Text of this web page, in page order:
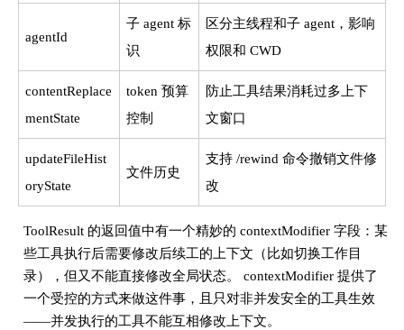
agentId
子 agent 标
识
区分主线程和子 agent，影响
权限和 CWD
contentReplace
mentState
token 预算
控制
防止工具结果消耗过多上下
文窗口
updateFileHist
oryState
文件历史
支持 /rewind 命令撤销文件修
改
ToolResult 的返回值中有一个精妙的 contextModifier 字段：某
些工具执行后需要修改后续工的上下文（比如切换工作目
录），但又不能直接修改全局状态。 contextModifier 提供了
一个受控的方式来做这件事，且只对非并发安全的工具生效
——并发执行的工具不能互相修改上下文。